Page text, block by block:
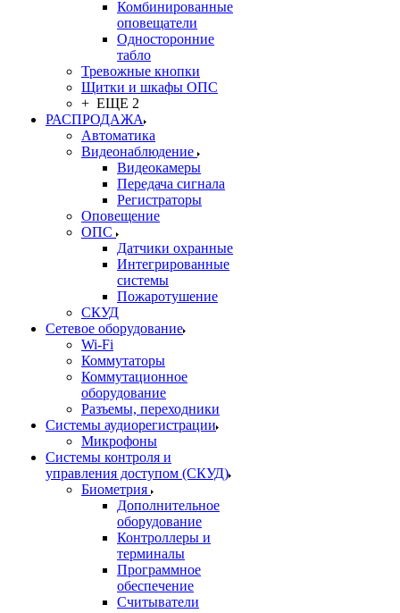
Комбинированные
оповещатели
Односторонние
табло
Тревожные кнопки
Щитки и шкафы ОПС
+ ЕЩЕ 2
РАСПРОДАЖА
Автоматика
Видеонаблюдение
Видеокамеры
Передача сигнала
Регистраторы
Оповещение
ОПС
Датчики охранные
Интегрированные
системы
Пожаротушение
СКУД
Сетевое оборудование
Wi-Fi
Коммутаторы
Коммутационное
оборудование
Разъемы, переходники
Системы аудиорегистрации
Микрофоны
Системы контроля и
управления доступом (СКУД)
Биометрия
Дополнительное
оборудование
Контроллеры и
терминалы
Программное
обеспечение
Считыватели